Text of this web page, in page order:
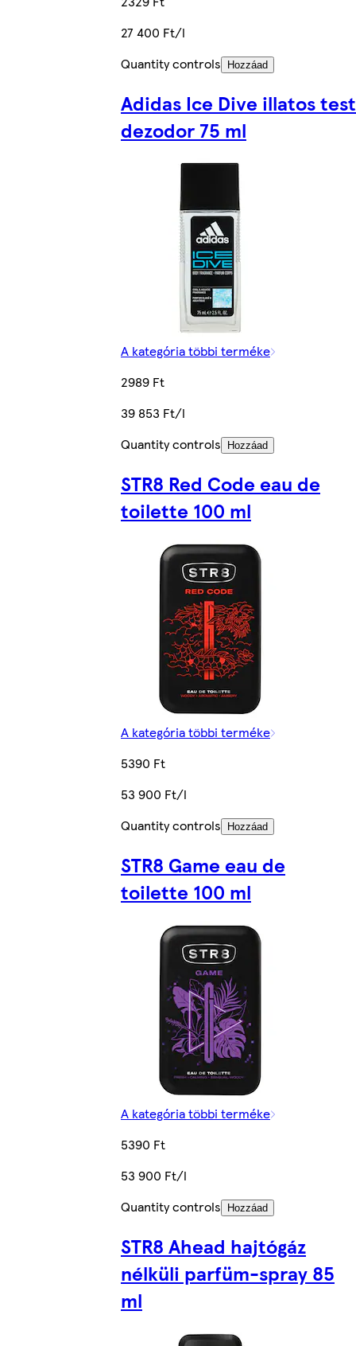
27 400 Ft/l
Quantity controls
Hozzáad
Adidas Ice Dive illatos test
dezodor 75 ml
A kategória többi terméke
2989 Ft
39 853 Ft/l
Quantity controls
Hozzáad
STR8 Red Code eau de
toilette 100 ml
A kategória többi terméke
5390 Ft
53 900 Ft/l
Quantity controls
Hozzáad
STR8 Game eau de
toilette 100 ml
A kategória többi terméke
5390 Ft
53 900 Ft/l
Quantity controls
Hozzáad
STR8 Ahead hajtógáz
nélküli parfüm-spray 85
ml